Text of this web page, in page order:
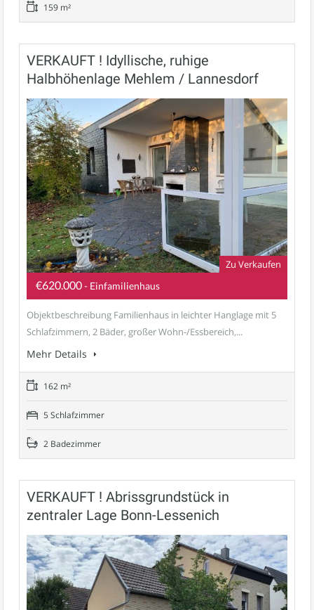
159 m²
VERKAUFT ! Idyllische, ruhige
Halbhöhenlage Mehlem / Lannesdorf
Zu Verkaufen
€620.000- Einfamilienhaus
Objektbeschreibung Familienhaus in leichter Hanglage mit 5
Schlafzimmern, 2 Bäder, großer Wohn-/Essbereich,...
Mehr Details
162 m²
5 Schlafzimmer
2 Badezimmer
VERKAUFT ! Abrissgrundstück in
zentraler Lage Bonn-Lessenich